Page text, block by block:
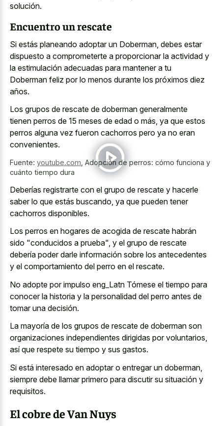
solución.
Encuentro un rescate
Si estás planeando adoptar un Doberman, debes estar
dispuesto a comprometerte a proporcionar la actividad y
la estimulación adecuadas para mantener a tu
Doberman feliz por lo menos durante los próximos diez
años.
Los grupos de rescate de doberman generalmente
tienen perros de 15 meses de edad o más, ya que estos
perros alguna vez fueron cachorros pero ya no eran
convenientes.
Fuente: youtube.com Adopción de perros: cómo funciona y
cuánto tiempo dura
Deberías registrarte con el grupo de rescate y hacerle
saber lo que estás buscando, ya que pueden tener
cachorros disponibles.
Los perros en hogares de acogida de rescate habrán
sido "conducidos a prueba", y el grupo de rescate
debería poder darle información sobre los antecedentes
y el comportamiento del perro en el rescate.
No adopte por impulso eng_Latn Tómese el tiempo para
conocer la historia y la personalidad del perro antes de
tomar una decisión.
La mayoría de los grupos de rescate de doberman son
organizaciones independientes dirigidas por voluntarios,
así que respete su tiempo y sus gastos.
Si está interesado en adoptar o entregar un doberman,
siempre debe llamar primero para discutir su situación y
requisitos.
El cobre de Van Nuys